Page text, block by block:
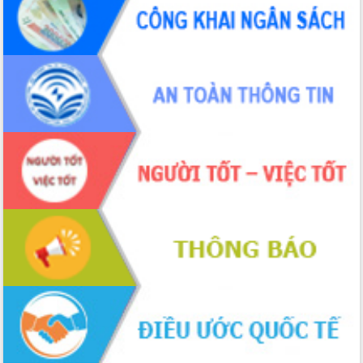
UBND tỉnh họp báo định kỳ tháng 4
năm 2026
Hội thảo khoa học “Giải pháp thúc đẩy
phát triển nền kinh tế xanh tại tỉnh
Đắk Lắk”
Tăng cường giám sát, đôn đốc thực
hiện nhiệm vụ quản lý tài sản công
hàng tuần
Tháo gỡ những vướng mắc, đẩy mạnh
công tác cải cách thủ tục hành chính
tại Trung tâm Phục vụ hành chính
công tỉnh
Đắk Lắk: Tôn vinh 46 giải pháp tại Hội
thi Sáng tạo Kỹ thuật 2024 - 2025
Đắk Lắk rà soát, điều chỉnh Đề án 190
về phát triển nuôi trồng thủy sản
Phó Chủ tịch UBND tỉnh Đắk Lắk
Trương Công Thái kiểm tra thực địa
Dự án cao tốc Khánh Hòa - Buôn Ma
Thuột